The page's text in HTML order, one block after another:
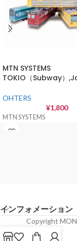
MTN SYSTEMS
TOKIO（Subway）
OHTERS
¥1,800
MTN SYSTEMS
インフォメーション
Copyright